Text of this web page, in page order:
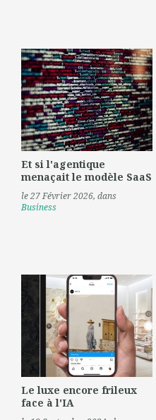
Et si l'agentique
menaçait le modèle SaaS
le 27 Février 2026, dans
Business
Le luxe encore frileux
face à l'IA